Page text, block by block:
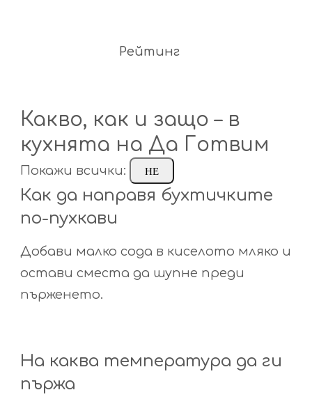
Рейтинг
Какво, как и защо – в
кухнята на Да Готвим
Покажи всички: НЕ
Как да направя бухтичките
по-пухкави
Добави малко сода в киселото мляко и
остави сместа да шупне преди
пърженето.
На каква температура да ги
пържа